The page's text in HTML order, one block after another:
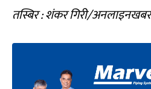
तस्बिर : शंकर गिरी/अनलाइनखबर